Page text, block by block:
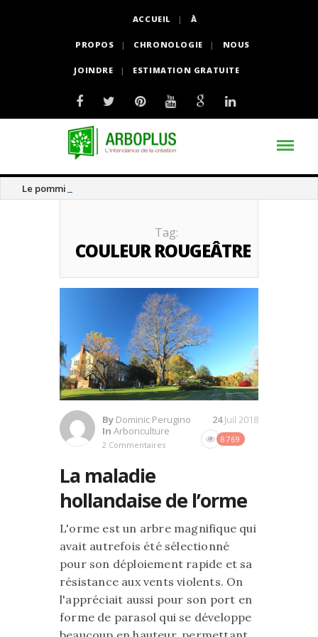
ACCUEIL À
PROPOS CHRONOLOGIE NOUS
JOINDRE ESTIMATION GRATUITE
Le pommier thé
Tag:
COULEUR ROUGEÂTRE
By Dominic Perugino
In Arboriculture
2 Commentaires
8769
24Juil 2018
La maladie
hollandaise de l’orme
L'orme est un arbre magnifique qui
avait autrefois été sélectionné
pour son déploiement rapide et sa
résistance aux vents violents. On
l'appréciait aussi pour son port en
forme de parasol qui se développe